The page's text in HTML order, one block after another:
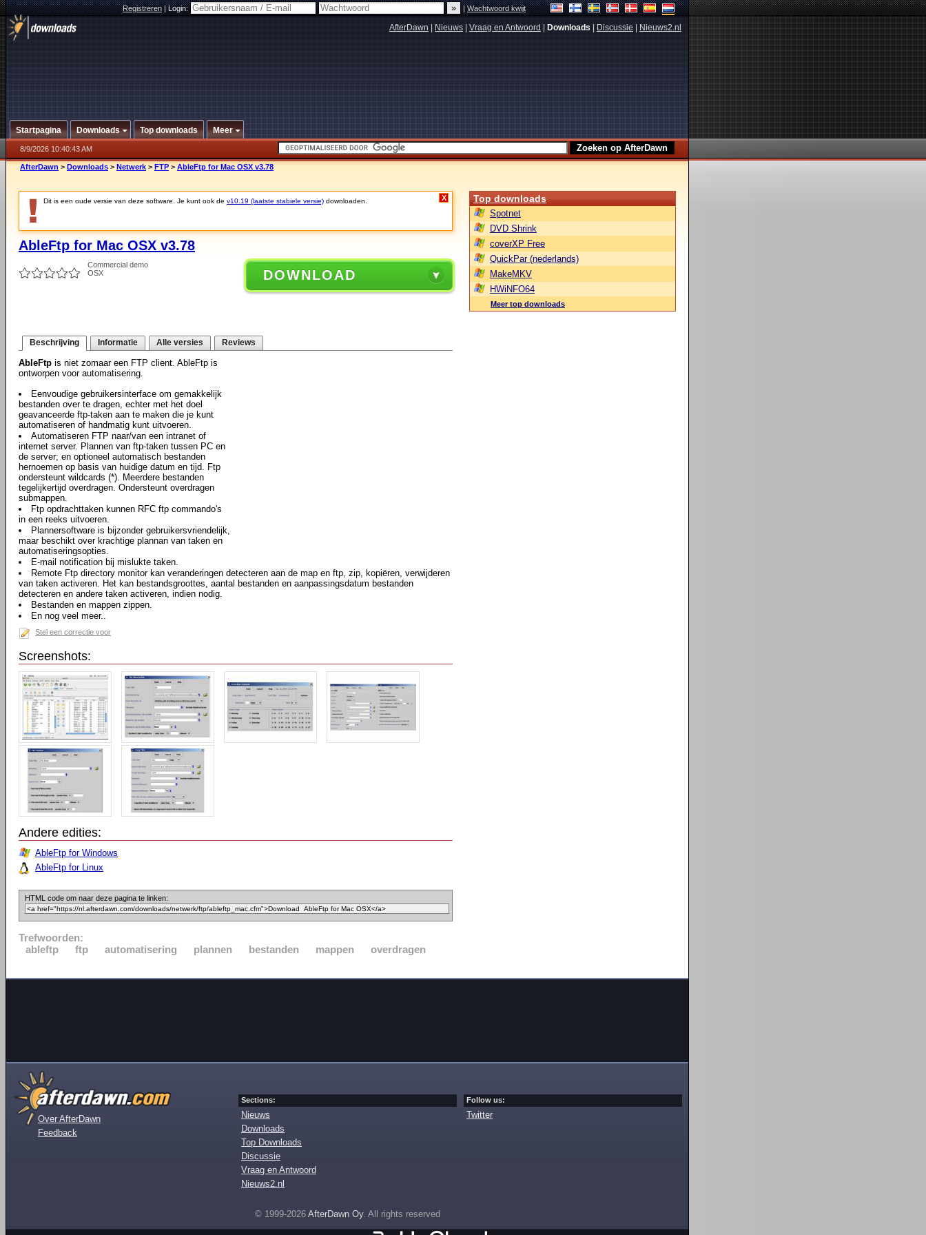
Registreren|Login: |Wachtwoord kwijt
AfterDawn Nieuws Vraag en Antwoord Downloads Discussie Nieuws2.nl
Startpagina Downloads Top downloads Meer
8/9/2026 10:40:43 AM
AfterDawn > Downloads > Netwerk > FTP > AbleFtp for Mac OSX v3.78
Dit is een oude versie van deze software. Je kunt ook de v10.19 (laatste stabiele versie) downloaden. X
AbleFtp for Mac OSX v3.78
Commercial demo
OSX
DOWNLOAD
Beschrijving Informatie Alle versies Reviews
AbleFtp is niet zomaar een FTP client. AbleFtp is
ontworpen voor automatisering.
Eenvoudige gebruikersinterface om gemakkelijk
bestanden over te dragen, echter met het doel
geavanceerde ftp-taken aan te maken die je kunt
automatiseren of handmatig kunt uitvoeren.
Automatiseren FTP naar/van een intranet of
internet server. Plannen van ftp-taken tussen PC en
de server; en optioneel automatisch bestanden
hernoemen op basis van huidige datum en tijd. Ftp
ondersteunt wildcards (*). Meerdere bestanden
tegelijkertijd overdragen. Ondersteunt overdragen
submappen.
Ftp opdrachttaken kunnen RFC ftp commando's
in een reeks uitvoeren.
Plannersoftware is bijzonder gebruikersvriendelijk,
maar beschikt over krachtige plannan van taken en
automatiseringsopties.
E-mail notification bij mislukte taken.
Remote Ftp directory monitor kan veranderingen detecteren aan de map en ftp, zip, kopiëren, verwijderen
van taken activeren. Het kan bestandsgroottes, aantal bestanden en aanpassingsdatum bestanden
detecteren en andere taken activeren, indien nodig.
Bestanden en mappen zippen.
En nog veel meer..
Stel een correctie voor
Screenshots:
Andere edities:
AbleFtp for Windows
AbleFtp for Linux
HTML code om naar deze pagina te linken:
Trefwoorden:
ableftp
ftp automatisering plannen bestanden mappen overdragen
Top downloads
Spotnet
DVD Shrink
coverXP Free
QuickPar (nederlands)
MakeMKV
HWiNFO64
Meer top downloads
Over AfterDawn
Feedback
Sections:
Nieuws
Downloads
Top Downloads
Discussie
Vraag en Antwoord
Nieuws2.nl
Follow us:
Twitter
© 1999-2026 AfterDawn Oy. All rights reserved